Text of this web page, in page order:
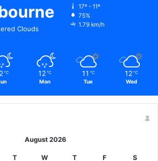
Clouds
17º - 11º
75%
1.79 km/h
℃ 12 ℃
Mon
11 ℃
Tue
12 ℃
Wed
August 2026
T W T F
S